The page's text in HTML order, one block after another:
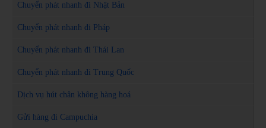
Chuyển phát nhanh đi Nhật Bản
Chuyển phát nhanh đi Pháp
Chuyển phát nhanh đi Thái Lan
Chuyển phát nhanh đi Trung Quốc
Dịch vụ hút chân không hàng hoá
Gửi hàng đi Campuchia